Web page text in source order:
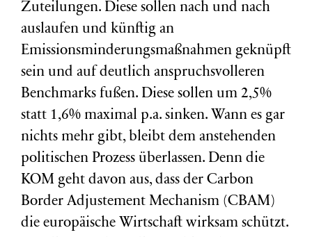
Zuteilungen. Diese sollen nach und nach
auslaufen und künftig an
Emissionsminderungsmaßnahmen geknüpft
sein und auf deutlich anspruchsvolleren
Benchmarks fußen. Diese sollen um 2,5%
statt 1,6% maximal p.a. sinken. Wann es gar
nichts mehr gibt, bleibt dem anstehenden
politischen Prozess überlassen. Denn die
KOM geht davon aus, dass der Carbon
Border Adjustement Mechanism (CBAM)
die europäische Wirtschaft wirksam schützt.